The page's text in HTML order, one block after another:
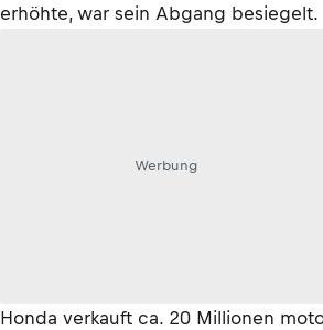
erhöhte, war sein Abgang besiegelt.
Werbung
Honda verkauft ca. 20 Millionen